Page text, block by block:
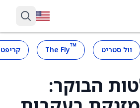
וול סטריט ™
The Fly
הבוקר: